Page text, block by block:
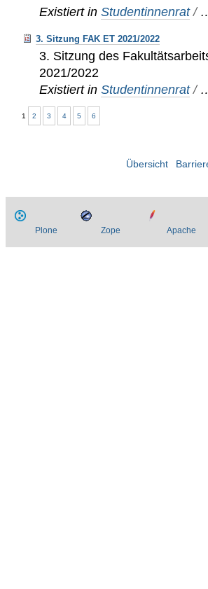
Existiert in Studentinnenrat /
3. Sitzung FAK ET 2021/2022
3. Sitzung des
2021/2022
Existiert in Studentinnenrat /
1 2 3 4 5 6
Übersicht
Plone Zope Apache